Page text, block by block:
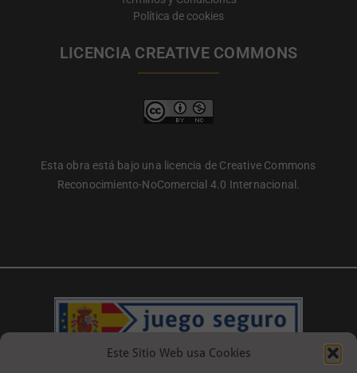
Este Sitio Web usa Cookies
Política de cookies
LICENCIA CREATIVE COMMONS
Esta obra está bajo una licencia de Creative Commons
Reconocimiento-NoComercial 4.0 Internacional.